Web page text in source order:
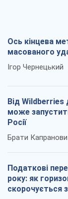
Ось кінцева
масованого
Ігор Чернецький
Від
може
Росії
Брати Капранови
Податкові
року: як
скорочується